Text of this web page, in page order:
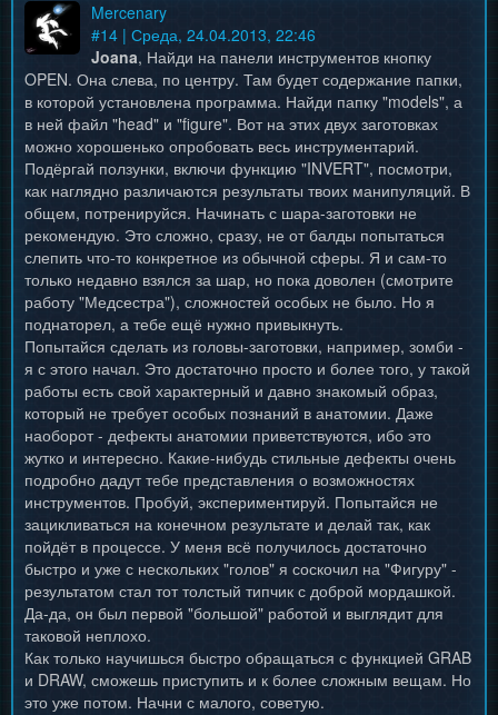
Mercenary
#14 | Среда, 24.04.2013, 22:46
Joana, Найди на панели инструментов кнопку
OPEN. Она слева, по центру. Там будет содержание папки,
в которой установлена программа. Найди папку "models", а
в ней файл "head" и "figure". Вот на этих двух заготовках
можно хорошенько опробовать весь инструментарий.
Подёргай ползунки, включи функцию "INVERT", посмотри,
как наглядно различаются результаты твоих манипуляций. В
общем, потренируйся. Начинать с шара-заготовки не
рекомендую. Это сложно, сразу, не от балды попытаться
слепить что-то конкретное из обычной сферы. Я и сам-то
только недавно взялся за шар, но пока доволен (смотрите
работу "Медсестра"), сложностей особых не было. Но я
поднаторел, а тебе ещё нужно привыкнуть.
Попытайся сделать из головы-заготовки, например, зомби -
я с этого начал. Это достаточно просто и более того, у такой
работы есть свой характерный и давно знакомый образ,
который не требует особых познаний в анатомии. Даже
наоборот - дефекты анатомии приветствуются, ибо это
жутко и интересно. Какие-нибудь стильные дефекты очень
подробно дадут тебе представления о возможностях
инструментов. Пробуй, экспериментируй. Попытайся не
зацикливаться на конечном результате и делай так, как
пойдёт в процессе. У меня всё получилось достаточно
быстро и уже с нескольких "голов" я соскочил на "Фигуру" -
результатом стал тот толстый типчик с доброй мордашкой.
Да-да, он был первой "большой" работой и выглядит для
таковой неплохо.
Как только научишься быстро обращаться с функцией GRAB
и DRAW, сможешь приступить и к более сложным вещам. Но
это уже потом. Начни с малого, советую.